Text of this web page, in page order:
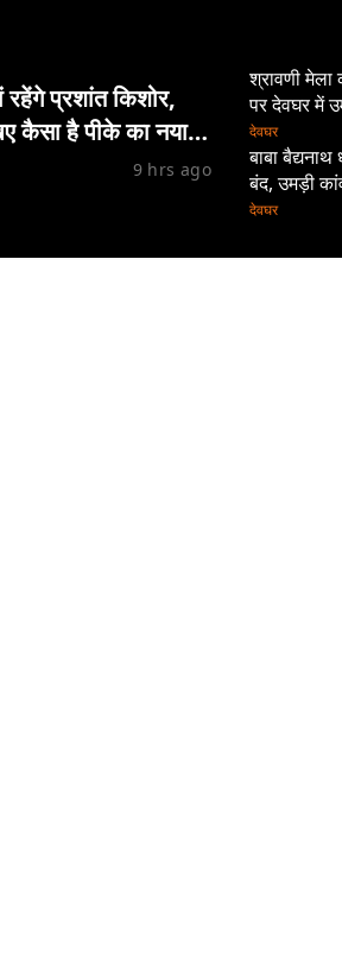
प्रशांत किशोर,
कैसा है पीके का नया
9 hrs ago
श्रावणी मेला
पर देवघर में
सैलाब, तीन
श्रद्धालुओं के
देवघर
बाबा
बंद, उमड़ी
देवघर